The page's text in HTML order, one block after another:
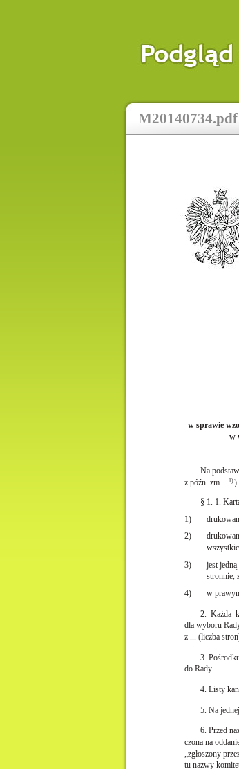
M20140734.pdf
w sprawie
w
Na
z późn. zm.
1))
§ 1. 1.
1)
2)
3)
4)
jest
stronnie,
w
2. Każda
dla wyboru
z ... (liczba
3.
do Rady
4. Listy
5. Na
6. Przed
czona na
„zgłoszony
tu nazwy